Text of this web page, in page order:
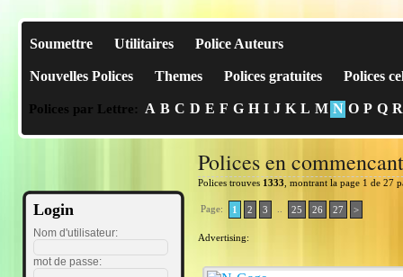
Soumettre Utilitaires Police Auteurs
Nouvelles Polices Themes Polices gratuites Polices
Polices par Lettre: A B C D E F G H I J K L M N O P Q R
Login
Nom d'utilisateur:
mot de passe:
Polices en
Polices trouves 1333 , montrant la page 1 de 27
Page: 1 2 3 25 26 27 >
Advertising: